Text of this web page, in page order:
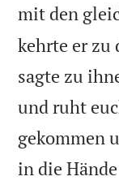
mit den
kehrte er zu
sagte zu
und ruht
gekommen
in die